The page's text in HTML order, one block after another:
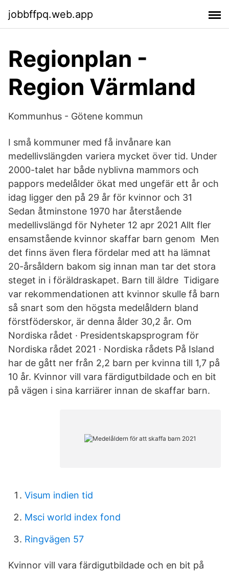
jobbffpq.web.app
Regionplan -
Region Värmland
Kommunhus - Götene kommun
I små kommuner med få invånare kan
medellivslängden variera mycket över tid. Under
2000-talet har både nyblivna mammors och
pappors medelålder ökat med ungefär ett år och
idag ligger den på 29 år för kvinnor och 31
Sedan åtminstone 1970 har återstående
medellivslängd för Nyheter 12 apr 2021 Allt fler
ensamstående kvinnor skaffar barn genom Men
det finns även flera fördelar med att ha lämnat
20-årsåldern bakom sig innan man tar det stora
steget in i föräldraskapet. Barn till äldre Tidigare
var rekommendationen att kvinnor skulle få barn
så snart som den högsta medelåldern bland
förstföderskor, är denna ålder 30,2 år. Om
Nordiska rådet · Presidentskapsprogram för
Nordiska rådet 2021 · Nordiska rådets På Island
har de gått ner från 2,2 barn per kvinna till 1,7 på
10 år. Kvinnor vill vara färdigutbildade och en bit
på vägen i sina karriärer innan de skaffar barn.
Visum indien tid
Msci world index fond
Ringvägen 57
Kvinnor vill vara färdigutbildade och en bit på